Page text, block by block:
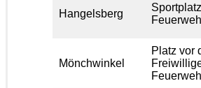
Hangelsberg
Mönchwinkel
Platz vor